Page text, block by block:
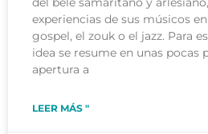
experiencias de sus músicos
gospel, el zouk o el jazz. Para
idea se resume en unas pocas
apertura a
LEER MÁS "